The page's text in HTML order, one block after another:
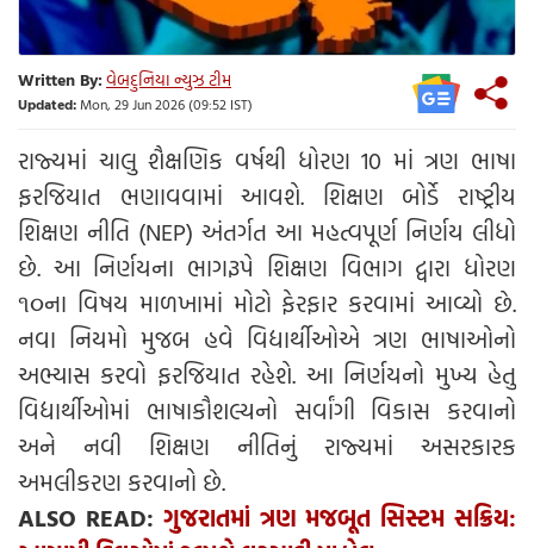
Written By:વેબદુનિયા ન્યુઝ ટીમ
Updated:Mon, 29 Jun 2026 (09:52 IST)
રાજ્યમાં ચાલુ શૈક્ષણિક વર્ષથી ધોરણ 10 માં ત્રણ ભાષા
ફરજિયાત ભણાવવામાં આવશે. શિક્ષણ બોર્ડે રાષ્ટ્રીય
શિક્ષણ નીતિ (NEP) અંતર્ગત આ મહત્વપૂર્ણ નિર્ણય લીધો
છે. આ નિર્ણયના ભાગરૂપે શિક્ષણ વિભાગ દ્વારા ધોરણ
૧૦ના વિષય માળખામાં મોટો ફેરફાર કરવામાં આવ્યો છે.
નવા નિયમો મુજબ હવે વિદ્યાર્થીઓએ ત્રણ ભાષાઓનો
અભ્યાસ કરવો ફરજિયાત રહેશે. આ નિર્ણયનો મુખ્ય હેતુ
વિદ્યાર્થીઓમાં ભાષાકૌશલ્યનો સર્વાંગી વિકાસ કરવાનો
અને નવી શિક્ષણ નીતિનું રાજ્યમાં અસરકારક
અમલીકરણ કરવાનો છે.
ALSO READ: ગુજરાતમાં ત્રણ મજબૂત સિસ્ટમ સક્રિય: